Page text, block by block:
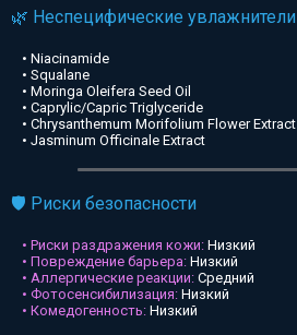
🌿 Неспецифические увлажнители
• Niacinamide
• Squalane
• Moringa Oleifera Seed Oil
• Caprylic/Capric Triglyceride
• Chrysanthemum Morifolium Flower Extract
• Jasminum Officinale Extract
🛡️ Риски безопасности
• Риски раздражения кожи: Низкий
• Повреждение барьера: Низкий
• Аллергические реакции: Средний
• Фотосенсибилизация: Низкий
• Комедогенность: Низкий